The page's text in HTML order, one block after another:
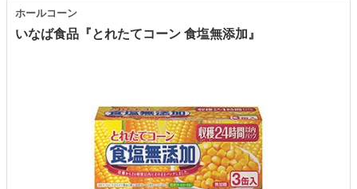
いなば食品『とれたてコーン 食塩無添加』
ホールコーン